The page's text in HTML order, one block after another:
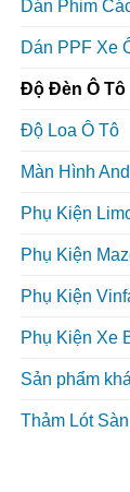
Dán Phim
Dán PPF Xe
Độ Đèn Ô Tô
Độ Loa Ô Tô
Màn Hình
Phụ Kiện
Phụ Kiện
Phụ Kiện
Phụ Kiện Xe
Sản phẩm
Thảm Lót